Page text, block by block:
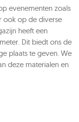
evenementen zoals
ook op de diverse
heeft een
Dit biedt ons de
plaats te geven. We
deze materialen en